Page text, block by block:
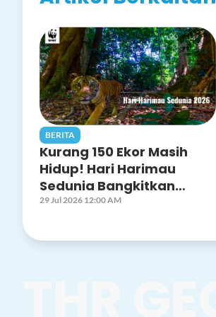
BERITA
Kurang 150 Ekor Masih
Hidup! Hari Harimau
Sedunia Bangkitkan
Kesedaran Selamatkan
29 Jul 2026 12:00 AM